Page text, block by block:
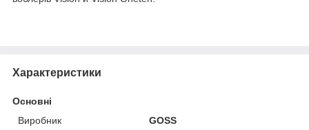
Характеристики
Основні
Виробник
GOSS